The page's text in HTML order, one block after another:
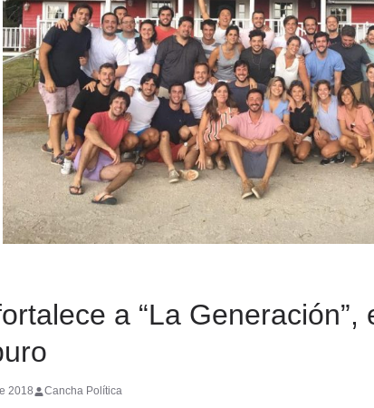
a “La Generación”,
2018 Cancha Política